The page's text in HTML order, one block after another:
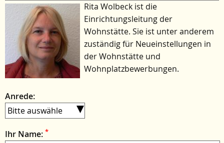
Rita Wolbeck ist die
Einrichtungsleitung der
Wohnstätte. Sie ist unter anderem
zuständig für Neueinstellungen in
der Wohnstätte und
Wohnplatzbewerbungen.
Anrede:
Ihr Name: *